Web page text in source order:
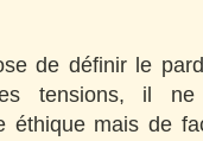
de définir le
tensions, il ne
éthique mais de